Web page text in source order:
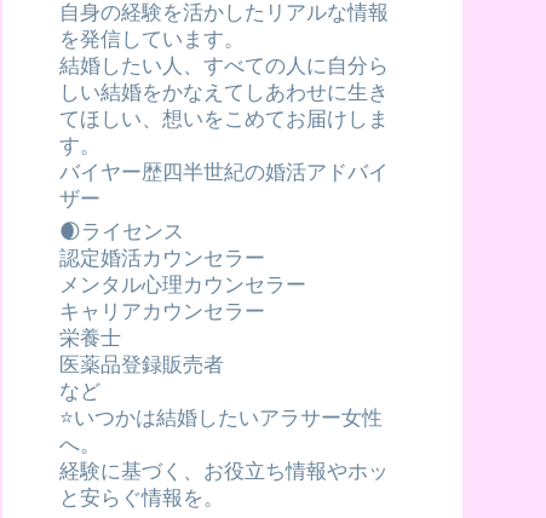
自身の経験を活かしたリアルな情報
を発信しています。
結婚したい人、すべての人に自分ら
しい結婚をかなえてしあわせに生き
てほしい、想いをこめてお届けしま
す。
バイヤー歴四半世紀の婚活アドバイ
ザー
🌒ライセンス
認定婚活カウンセラー
メンタル心理カウンセラー
キャリアカウンセラー
栄養士
医薬品登録販売者
など
⭐️いつかは結婚したいアラサー女性
へ。
経験に基づく、お役立ち情報やホッ
と安らぐ情報を。